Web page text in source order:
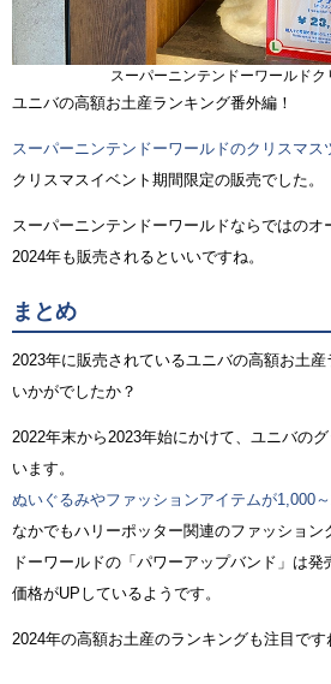
スーパーニンテンドーワールドク
ユニバの高額お土産ランキング番外編！
スーパーニンテンドーワールドのクリスマス
クリスマスイベント期間限定の販売でした。
スーパーニンテンドーワールドならではの
2024年も販売されるといいですね。
まとめ
2023年に販売されているユニバの高額お土産
いかがでしたか？
2022年末から2023年始にかけて、ユニバの
います。
ぬいぐるみやファッションアイテムが1,000～
なかでもハリーポッター関連のファッション
ドーワールドの「パワーアップバンド」は発
価格がUPしているようです。
2024年の高額お土産のランキングも注目です